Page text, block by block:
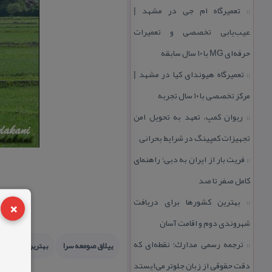
×
:: تعمیرگاه ام جی در مشهد |
عیب‌یابی تخصصی و تعمیرات
حرفه‌ای MG با ۱۰ سال سابقه
:: تعمیرگاه هیوندای كیا در مشهد |
مركز تخصصی با ۱۰ سال تجربه
:: ریوان كمپ، تعهد به تحویل امن
تجهیزات كمپینگ در شرایط بحرانی
:: فریت بار از ایران به دبی؛ راهنمای
كامل صفر تا صد
:: بهترین كشورها برای دریافت
شهروندی دوم و اقامت آسان
:: ترجمه رسمی مدارك؛ نقطه‌ای كه
دقت حقوقی از زبان جلوتر می‌ایستد
ییلاق صومعه سرا بهترین منطقه